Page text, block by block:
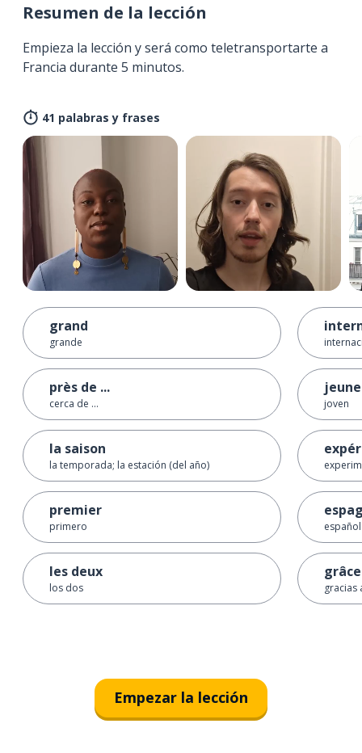
Resumen de la lección
Empieza la lección y será como teletransportarte a
Francia durante 5 minutos.
41 palabras y frases
grand
grande
près de ...
cerca de ...
la saison
la temporada; la estación (del año)
premier
primero
les deux
los dos
jeune
joven
español
gracias
Empezar la lección